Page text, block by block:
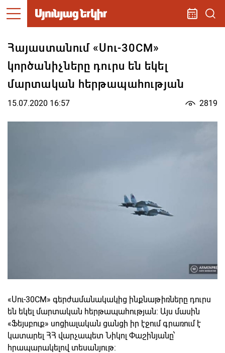
Հայաստանում «Սու-30CM»
կործանիչները դուրս են եկել
մարտական հերթապահության
15.07.2020 16:57 2819
«Սու-30CM» գերժամանակակից ինքնաթիռները դուրս
են եկել մարտական հերթապահության: Այս մասին
«Ֆեյսբուք» սոցիալական ցանցի իր էջում գրառում է
կատարել ՀՀ վարչապետ Նիկոլ Փաշինյանը՝
հրապարակելով տեսանյութ: